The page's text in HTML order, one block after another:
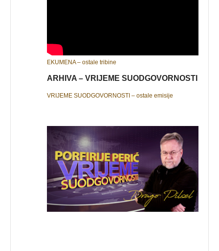
EKUMENA – ostale tribine
ARHIVA – VRIJEME SUODGOVORNOSTI
VRIJEME SUODGOVORNOSTI – ostale emisije